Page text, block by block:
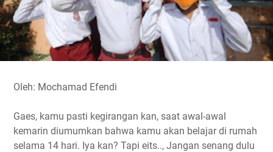
Oleh: Mochamad Efendi
Gaes, kamu pasti kegirangan kan, saat awal-awal
kemarin diumumkan bahwa kamu akan belajar di rumah
selama 14 hari. Iya kan? Tapi eits.., Jangan senang dulu